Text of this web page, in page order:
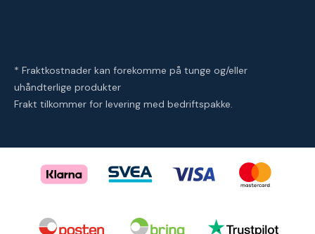
* Fraktkostnader kan forekomme på tunge og/eller
uhåndterlige produkter
Frakt tilkommer for levering med bedriftspakke.